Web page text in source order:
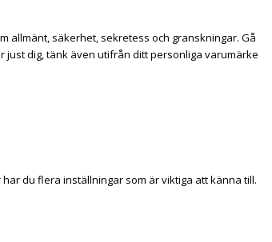
allmänt, säkerhet, sekretess och granskningar. Gå
just dig, tänk även utifrån ditt personliga varumärke
du flera inställningar som är viktiga att känna till.